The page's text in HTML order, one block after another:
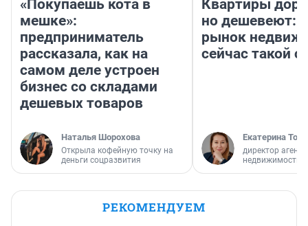
«Покупаешь кота в
мешке»:
предприниматель
рассказала, как на
самом деле устроен
бизнес со складами
дешевых товаров
Наталья Шорохова
Открыла кофейную точку на
деньги соцразвития
Квартиры
но дешевеют:
рынок
сейчас такой
Екатерина
директор
недвижимости
РЕКОМЕНДУЕМ